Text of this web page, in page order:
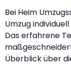
Bei Heim
Umzug
Das erfahrene
Überblick über